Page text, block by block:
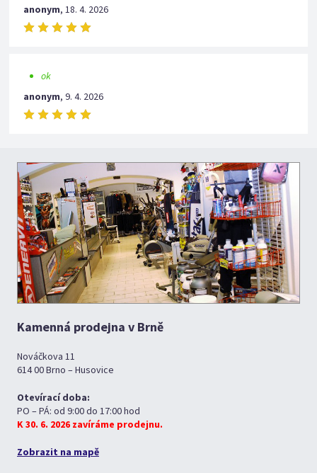
anonym,18. 4. 2026
ok
anonym,9. 4. 2026
Kamenná prodejna v Brně
Nováčkova 11
614 00 Brno – Husovice
Otevírací doba:
PO – PÁ: od 9:00 do 17:00 hod
K 30. 6. 2026 zavíráme prodejnu.
Zobrazit na mapě